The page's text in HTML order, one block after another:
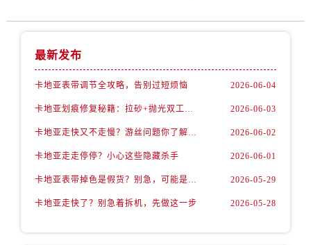
最新发布
卡地亚表带调节全攻略，告别过短烦恼 2026-06-04
卡地亚划痕修复秘籍：拉砂+抛光双工艺还原如新 2026-06-03
卡地亚走快又不走慢？游丝问题你了解多少？ 2026-06-02
卡地亚走走停停？小心这些隐藏杀手 2026-06-01
卡地亚表带掉色是假货？别急，可能是这些日常习惯惹的祸 2026-05-29
卡地亚走快了？别急着拆机，先做这一步 2026-05-28